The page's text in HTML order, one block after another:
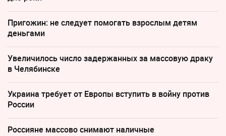
Пригожин: не следует помогать взрослым детям
деньгами
Увеличилось число задержанных за массовую драку
в Челябинске
Украина требует от Европы вступить в войну против
России
Россияне массово снимают наличные